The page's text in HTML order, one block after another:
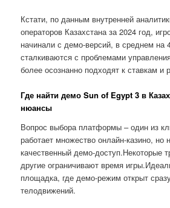
Кстати, по данным внутренней
операторов Казахстана за 2024 год,
начинали с демо-версий, в среднем на
сталкиваются с проблемами
более осознанно подходят к ставкам и
Где найти демо Sun of Egypt 3 в
нюансы
Вопрос выбора платформы – один из
работает множество онлайн-казино, но
качественный демо-доступ.Некоторые
другие ограничивают время
площадка, где демо-режим открыт
телодвижений.